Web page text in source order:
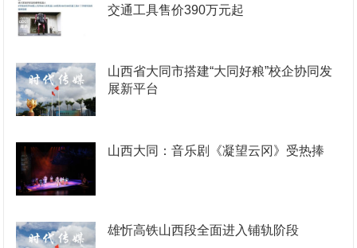
交通工具售价390万元起
山西省大同市搭建“大同好粮”校企协同发
展新平台
山西大同：音乐剧《凝望云冈》受热捧
雄忻高铁山西段全面进入铺轨阶段